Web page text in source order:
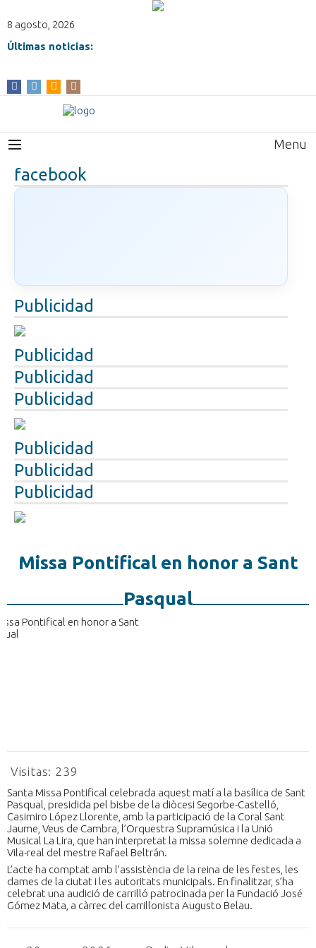
8 agosto, 2026
Últimas noticias:
Menu
facebook
Publicidad
Publicidad
Publicidad
Publicidad
Publicidad
Publicidad
Publicidad
Missa Pontifical en honor a Sant
Pasqual
Visitas: 239
Santa Missa Pontifical celebrada aquest matí a la basílica de Sant
Pasqual, presidida pel bisbe de la diòcesi Segorbe-Castelló,
Casimiro López Llorente, amb la participació de la Coral Sant
Jaume, Veus de Cambra, l’Orquestra Supramúsica i la Unió
Musical La Lira, que han interpretat la missa solemne dedicada a
Vila-real del mestre Rafael Beltrán.
L’acte ha comptat amb l’assistència de la reina de les festes, les
dames de la ciutat i les autoritats municipals. En finalitzar, s’ha
celebrat una audició de carrilló patrocinada per la Fundació José
Gómez Mata, a càrrec del carrillonista Augusto Belau.